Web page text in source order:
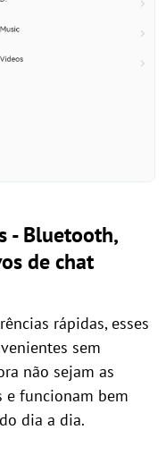
- Bluetooth,
de chat
rápidas, esses
sem
não sejam as
e funcionam bem
dia a dia.